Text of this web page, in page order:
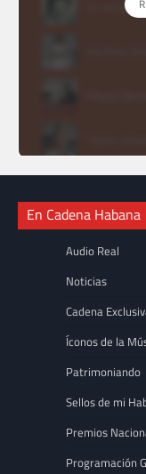
En Cadena Habana
Audio Real
Noticias
Cadena
Íconos de la
Patrimoniando
Sellos de mi
Premios
Programación